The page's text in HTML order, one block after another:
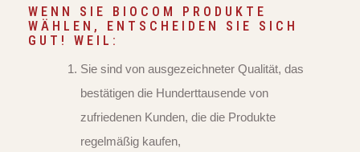
WENN SIE BIOCOM PRODUKTE
WÄHLEN, ENTSCHEIDEN SIE SICH
GUT! WEIL:
Sie sind von ausgezeichneter Qualität, das
bestätigen die Hunderttausende von
zufriedenen Kunden, die die Produkte
regelmäßig kaufen,